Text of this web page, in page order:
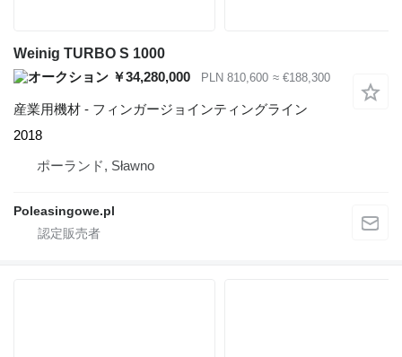
Weinig TURBO S 1000
￥34,280,000
PLN 810,600 ≈ €188,300
産業用機材 - フィンガージョインティングライン
2018
ポーランド, Sławno
Poleasingowe.pl